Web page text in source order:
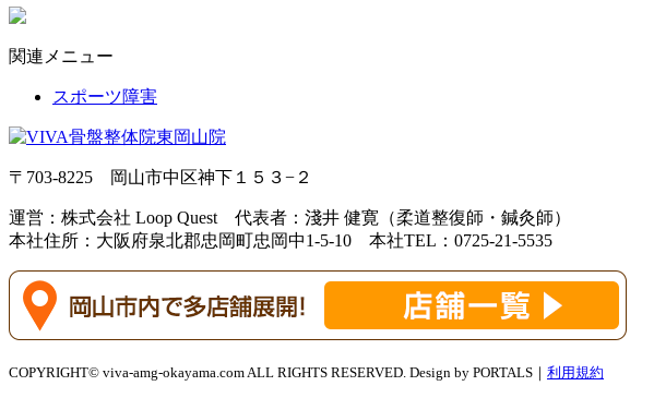
関連メニュー
スポーツ障害
〒703-8225 岡山市中区神下１５３−２
運営：株式会社 Loop Quest 代表者：淺井 健寛（柔道整復師・鍼灸師）
本社住所：大阪府泉北郡忠岡町忠岡中1-5-10 本社TEL：0725-21-5535
COPYRIGHT© viva-amg-okayama.com ALL RIGHTS RESERVED. Design by PORTALS｜ 利用規約